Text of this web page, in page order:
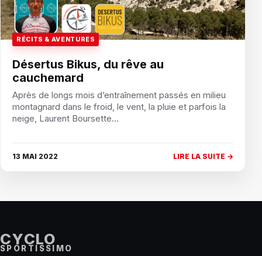
RÉCITS & AVENTURES
Désertus Bikus, du rêve au
cauchemard
Après de longs mois d’entraînement passés en milieu
montagnard dans le froid, le vent, la pluie et parfois la
neige, Laurent Boursette…
13 MAI 2022 LIRE LA SUITE →
CYCLO
SPORTISSIMO